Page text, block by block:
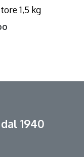
1,5 kg
1940